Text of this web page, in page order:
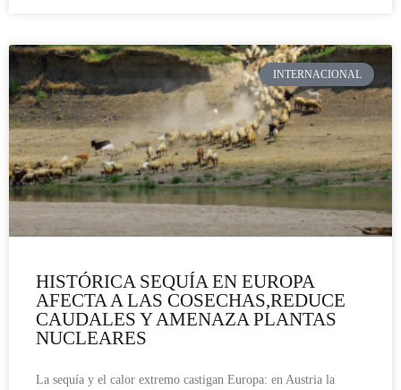
INTERNACIONAL
HISTÓRICA SEQUÍA EN EUROPA
AFECTA A LAS COSECHAS,REDUCE
CAUDALES Y AMENAZA PLANTAS
NUCLEARES
La sequía y el calor extremo castigan Europa: en Austria la